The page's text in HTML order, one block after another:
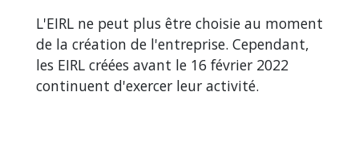
L'EIRL ne peut plus être choisie au moment
de la création de l'entreprise. Cependant,
les EIRL créées avant le 16 février 2022
continuent d'exercer leur activité.